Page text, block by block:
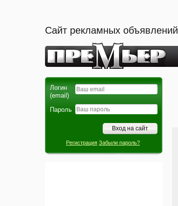
Сайт рекламных объявлений
Логин
(email)
Пароль
Регистрация Забыли пароль?